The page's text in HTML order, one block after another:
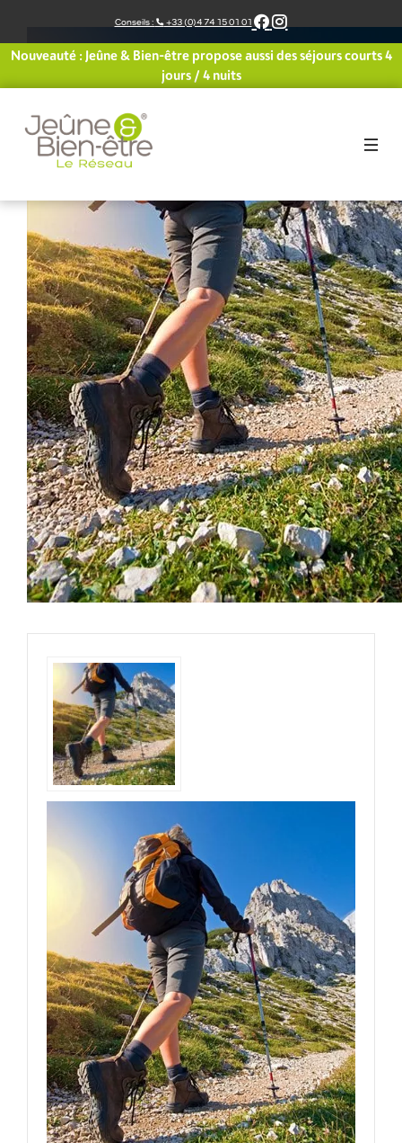
contenu
Conseils : +33 (0)4 74 15 01 01
Nouveauté : Jeûne & Bien-être propose aussi des séjours courts 4
jours / 4 nuits